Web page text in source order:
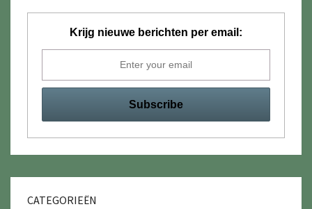
Krijg nieuwe berichten per email:
CATEGORIEËN